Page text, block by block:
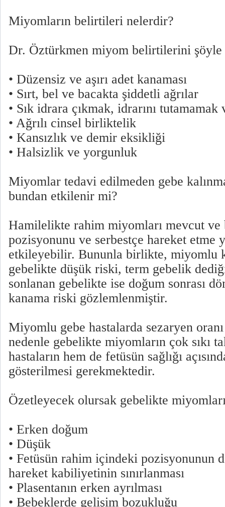
Miyomların belirtileri nelerdir?
Dr. Öztürkmen miyom belirtilerini şöyle
• Düzensiz ve aşırı adet kanaması
• Sırt, bel ve bacakta şiddetli ağrılar
• Sık idrara çıkmak, idrarını tutamamak
• Ağrılı cinsel birliktelik
• Kansızlık ve demir eksikliği
• Halsizlik ve yorgunluk
Miyomlar tedavi edilmeden gebe
bundan etkilenir mi?
Hamilelikte rahim miyomları mevcut ve
pozisyonunu ve serbestçe hareket etme
etkileyebilir. Bununla birlikte, miyomlu
gebelikte düşük riski, term gebelik
sonlanan gebelikte ise doğum sonrası
kanama riski gözlemlenmiştir.
Miyomlu gebe hastalarda sezaryen
nedenle gebelikte miyomların çok sıkı
hastaların hem de fetüsün sağlığı
gösterilmesi gerekmektedir.
Özetleyecek olursak gebelikte
• Erken doğum
• Düşük
• Fetüsün rahim içindeki pozisyonunun
hareket kabiliyetinin sınırlanması
• Plasentanın erken ayrılması
• Bebeklerde gelişim bozukluğu